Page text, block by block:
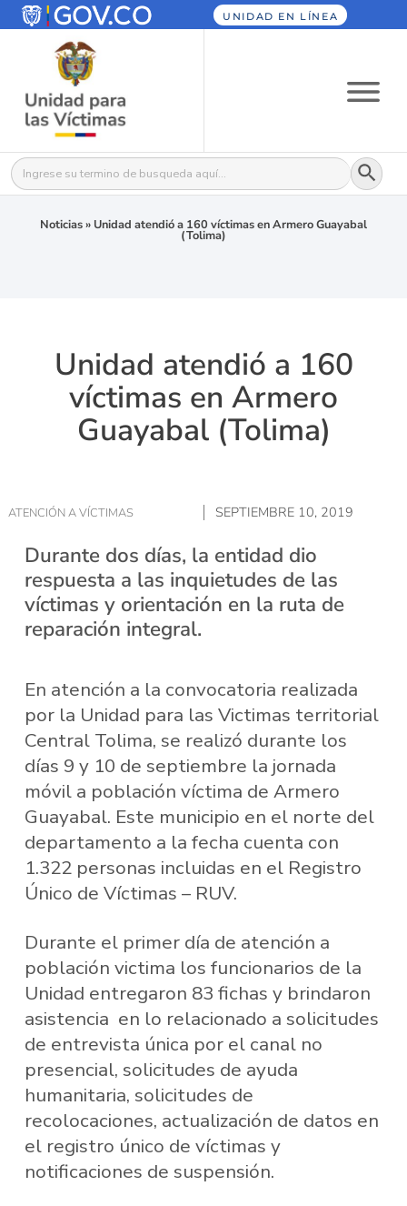
UNIDAD EN LÍNEA
Buscar: Botón
Noticias» Unidad atendió a 160 víctimas en Armero Guayabal
(Tolima)
Unidad atendió a 160
víctimas en Armero
Guayabal (Tolima)
ATENCIÓN A VÍCTIMAS SEPTIEMBRE 10, 2019
Durante dos días, la entidad dio
respuesta a las inquietudes de las
víctimas y orientación en la ruta de
reparación integral.
En atención a la convocatoria realizada
por la Unidad para las Victimas territorial
Central Tolima, se realizó durante los
días 9 y 10 de septiembre la jornada
móvil a población víctima de Armero
Guayabal. Este municipio en el norte del
departamento a la fecha cuenta con
1.322 personas incluidas en el Registro
Único de Víctimas – RUV.
Durante el primer día de atención a
población victima los funcionarios de la
Unidad entregaron 83 fichas y brindaron
asistencia en lo relacionado a solicitudes
de entrevista única por el canal no
presencial, solicitudes de ayuda
humanitaria, solicitudes de
recolocaciones, actualización de datos en
el registro único de víctimas y
notificaciones de suspensión.